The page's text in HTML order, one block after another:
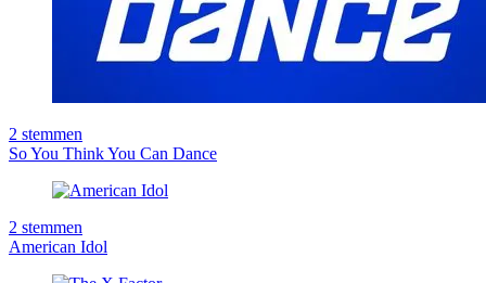
2 stemmen
So You Think You Can Dance
2 stemmen
American Idol